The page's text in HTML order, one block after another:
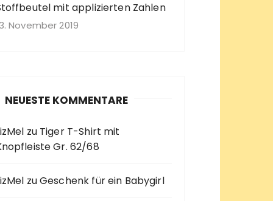
mit applizierten Zahlen
November 2019
NEUESTE KOMMENTARE
zu Tiger T-Shirt mit
Gr. 62/68
zuGeschenk für ein Babygirl